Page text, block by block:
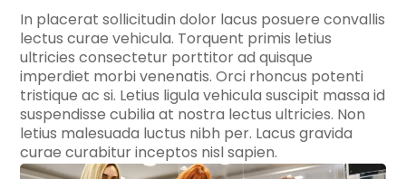
In placerat sollicitudin dolor lacus posuere convallis
lectus curae vehicula. Torquent primis letius
ultricies consectetur porttitor ad quisque
imperdiet morbi venenatis. Orci rhoncus potenti
tristique ac si. Letius ligula vehicula suscipit massa id
suspendisse cubilia at nostra lectus ultricies. Non
letius malesuada luctus nibh per. Lacus gravida
curae curabitur inceptos nisl sapien.